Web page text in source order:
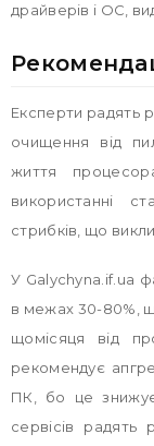
драйверів і ОС,
Експерти радять
очищення від
життя
використанні
стрибків, що
У Galychyna.if.ua
в межах 30-80%,
щомісяця від
рекомендує
ПК, бо це
сервісів радять